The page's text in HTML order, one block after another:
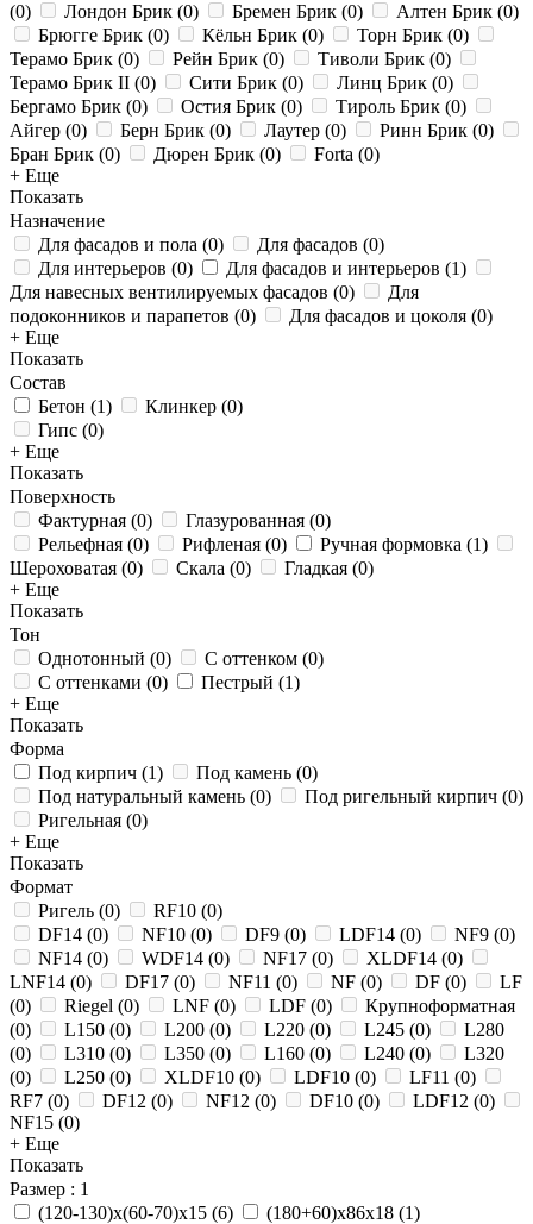
(0) Лондон Брик (0) Бремен Брик (0) Алтен Брик (0)
Брюгге Брик (0) Кёльн Брик (0) Торн Брик (0)
Терамо Брик (0) Рейн Брик (0) Тиволи Брик (0)
Терамо Брик II (0) Сити Брик (0) Линц Брик (0)
Бергамо Брик (0) Остия Брик (0) Тироль Брик (0)
Айгер (0) Берн Брик (0) Лаутер (0) Ринн Брик (0)
Бран Брик (0) Дюрен Брик (0) Forta (0)
+ Еще
Показать
Назначение
Для фасадов и пола (0) Для фасадов (0)
Для интерьеров (0) Для фасадов и интерьеров (1)
Для навесных вентилируемых фасадов (0)
Для
подоконников и парапетов (0) Для фасадов и цоколя (0)
+ Еще
Показать
Состав
Бетон (1) Клинкер (0)
Гипс (0)
+ Еще
Показать
Поверхность
Фактурная (0) Глазурованная (0)
Рельефная (0) Рифленая (0) Ручная формовка (1)
Шероховатая (0) Скала (0) Гладкая (0)
+ Еще
Показать
Тон
Однотонный (0) С оттенком (0)
С оттенками (0) Пестрый (1)
+ Еще
Показать
Форма
Под кирпич (1) Под камень (0)
Под натуральный камень (0) Под ригельный кирпич (0)
Ригельная (0)
+ Еще
Показать
Формат
Ригель (0) RF10 (0)
DF14 (0) NF10 (0) DF9 (0) LDF14 (0) NF9 (0)
NF14 (0) WDF14 (0) NF17 (0) XLDF14 (0)
LNF14 (0) DF17 (0) NF11 (0) NF (0) DF (0)
LF
(0) Riegel (0) LNF (0) LDF (0)
Крупноформатная
(0) L150 (0) L200 (0) L220 (0) L245 (0)
L280
(0) L310 (0) L350 (0) L160 (0) L240 (0)
L320
(0) L250 (0) XLDF10 (0) LDF10 (0) LF11 (0)
RF7 (0) DF12 (0) NF12 (0) DF10 (0) LDF12 (0)
NF15 (0)
+ Еще
Показать
Размер : 1
(120-130)х(60-70)х15 (6) (180+60)х86х18 (1)